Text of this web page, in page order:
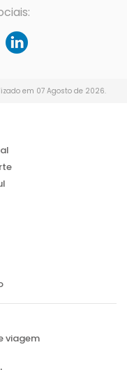
em 07 Agosto de 2026.
viagem